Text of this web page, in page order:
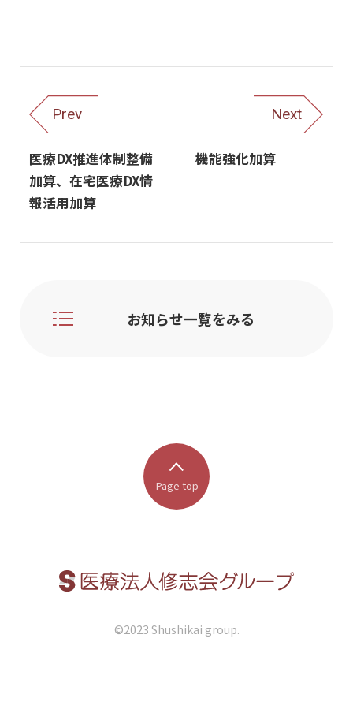
Prev
医療DX推進体制整備
加算、在宅医療DX情
報活用加算
Next
機能強化加算
お知らせ一覧をみる
Page top
©︎2023 Shushikai group.